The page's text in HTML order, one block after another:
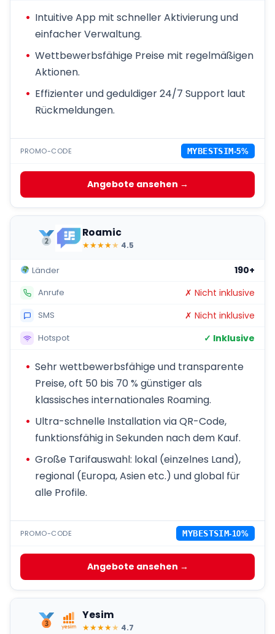
Intuitive App mit schneller Aktivierung und
einfacher Verwaltung.
Wettbewerbsfähige Preise mit regelmäßigen
Aktionen.
Effizienter und geduldiger 24/7 Support laut
Rückmeldungen.
PROMO-CODE MYBESTSIM-5%
Angebote ansehen →
Roamic
★★★★★ 4.5
Länder 190+
Anrufe ✗ Nicht inklusive
SMS ✗ Nicht inklusive
Hotspot ✓ Inklusive
Sehr wettbewerbsfähige und transparente
Preise, oft 50 bis 70 % günstiger als
klassisches internationales Roaming.
Ultra-schnelle Installation via QR-Code,
funktionsfähig in Sekunden nach dem Kauf.
Große Tarifauswahl: lokal (einzelnes Land),
regional (Europa, Asien etc.) und global für
alle Profile.
PROMO-CODE MYBESTSIM-10%
Angebote ansehen →
Yesim
★★★★★ 4.7